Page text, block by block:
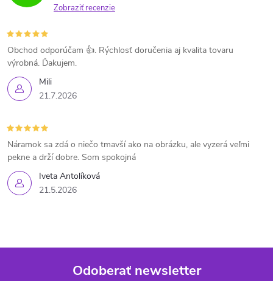
Zobraziť recenzie
Mili
21.7.2026
Obchod odporúčam 👍. Rýchlosť doručenia aj kvalita tovaru
výrobná. Ďakujem.
Iveta Antolíková
21.5.2026
Náramok sa zdá o niečo tmavší ako na obrázku, ale vyzerá veľmi
pekne a drží dobre. Som spokojná
Odoberať newsletter